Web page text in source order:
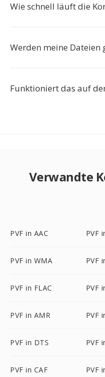
Wie schnell läuft die
Werden meine Dateien
Funktioniert das auf
Verwandte
PVF in AAC PVF
PVF in WMA PVF
PVF in FLAC PVF
PVF in AMR PVF
PVF in DTS PVF
PVF in CAF PVF